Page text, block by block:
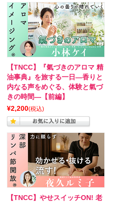
【TNCC】『氣づきのアロマ 精
油事典』を旅する一日―香りと
内なる声をめぐる、体験と氣づ
きの時間―【前編】
¥2,200(税込)
【TNCC】やせスイッチON! 老